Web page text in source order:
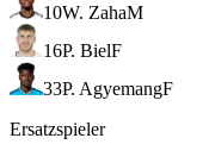
10W. ZahaM
16P. BielF
33P. AgyemangF
Ersatzspieler